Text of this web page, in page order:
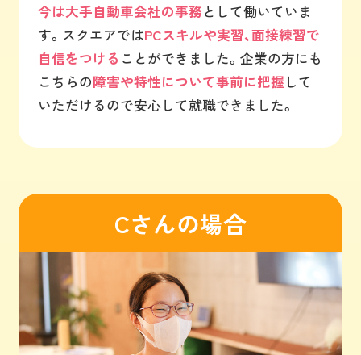
今は大手自動車会社の事務として働いていま
す。スクエアではPCスキルや実習、面接練習で
自信をつける ことができました。企業の方にも
こちらの障害や特性について事前に把握 して
いただけるので安心して就職できました。
Cさんの場合